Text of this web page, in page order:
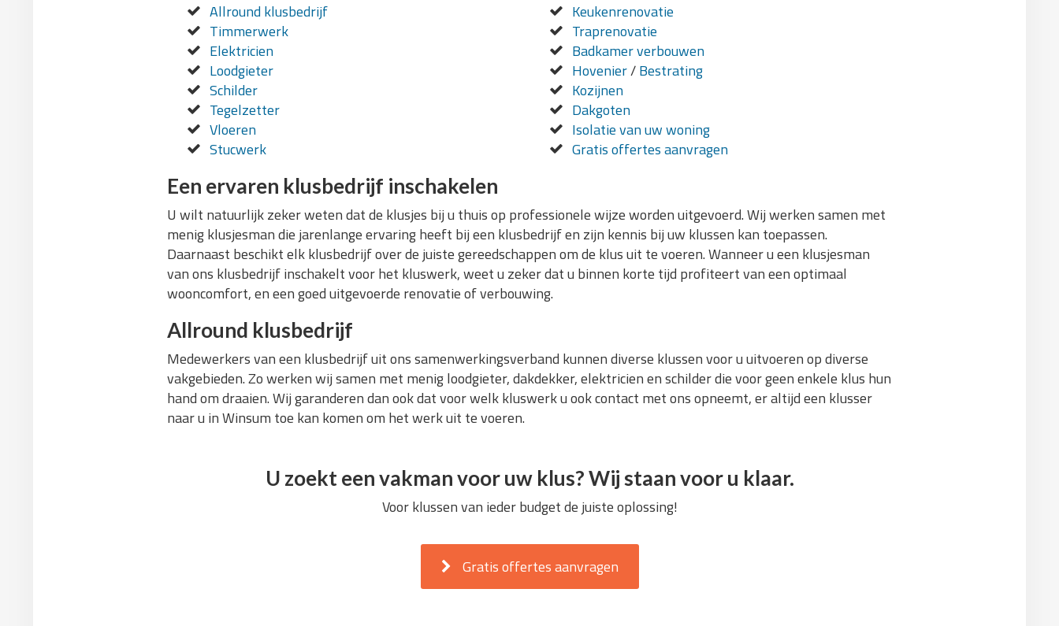
Allround klusbedrijf
Timmerwerk
Elektricien
Loodgieter
Schilder
Tegelzetter
Vloeren
Stucwerk
Keukenrenovatie
Traprenovatie
Badkamer verbouwen
Hovenier/Bestrating
Kozijnen
Dakgoten
Isolatie van uw woning
Gratis offertes aanvragen
Een ervaren klusbedrijf inschakelen
U wilt natuurlijk zeker weten dat de klusjes bij u thuis op professionele wijze worden uitgevoerd. Wij werken samen met
menig klusjesman die jarenlange ervaring heeft bij een klusbedrijf en zijn kennis bij uw klussen kan toepassen.
Daarnaast beschikt elk klusbedrijf over de juiste gereedschappen om de klus uit te voeren. Wanneer u een klusjesman
van ons klusbedrijf inschakelt voor het kluswerk, weet u zeker dat u binnen korte tijd profiteert van een optimaal
wooncomfort, en een goed uitgevoerde renovatie of verbouwing.
Allround klusbedrijf
Medewerkers van een klusbedrijf uit ons samenwerkingsverband kunnen diverse klussen voor u uitvoeren op diverse
vakgebieden. Zo werken wij samen met menig loodgieter, dakdekker, elektricien en schilder die voor geen enkele klus hun
hand om draaien. Wij garanderen dan ook dat voor welk kluswerk u ook contact met ons opneemt, er altijd een klusser
naar u in Winsum toe kan komen om het werk uit te voeren.
U zoekt een vakman voor uw klus? Wij staan voor u klaar.
Voor klussen van ieder budget de juiste oplossing!
Gratis offertes aanvragen